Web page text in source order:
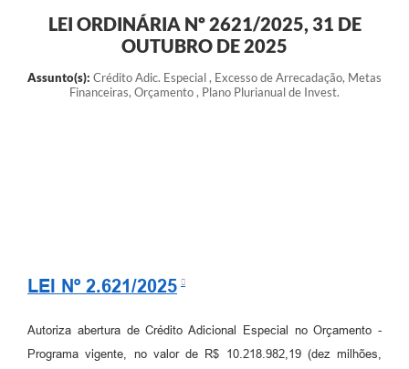
LEI ORDINÁRIA Nº 2621/2025, 31 DE
OUTUBRO DE 2025
Assunto(s): Crédito Adic. Especial , Excesso de Arrecadação, Metas
Financeiras, Orçamento , Plano Plurianual de Invest.
LEI Nº 2.621/2025
Autoriza abertura de Crédito Adicional Especial no Orçamento -
Programa vigente, no valor de R$ 10.218.982,19 (dez milhões,